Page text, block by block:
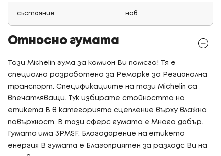
състояние нов
Относно гумата
Тази Michelin гума за камион Ви помага! Тя е
специално разработена за Ремарке за Регионална
транспорт. Спецификациите на тази Michelin са
впечатляващи. Тук избирате стойността на
етикета B в категорията сцепление върху влажна
повърхност. В тази сфера гумата е Много добър.
Гумата има 3PMSF. Благодарение на етикета
енергия B гумата е Благоприятен за разхода Ви на